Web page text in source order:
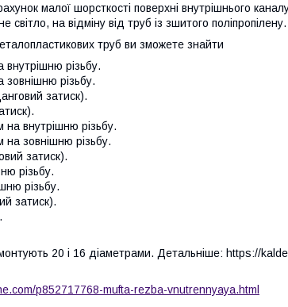
малої шорсткості поверхні внутрішнього
світло, на відміну від труб із зшитого поліпропілену.
труб ви зможете знайти
різьбу.
різьбу.
затиск).
внутрішню різьбу.
зовнішню різьбу.
затиск).
різьбу.
різьбу.
затиск).
20 і 16 діаметрами. Детальніше: https://
p852717768-mufta-rezba-vnutrennyaya.html